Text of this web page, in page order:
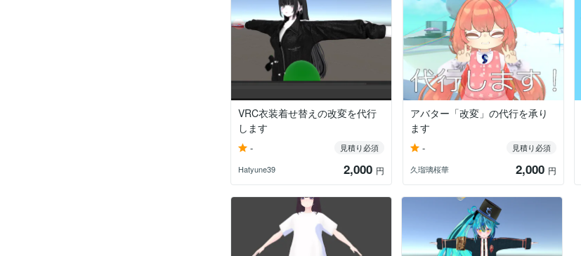
VRC衣装着せ替えの改変を代行
します
-
見積り必須
Hatyune39
2,000 円
アバター「改変」の代行を承り
ます
-
見積り必須
久瑠璃桜華
2,000 円